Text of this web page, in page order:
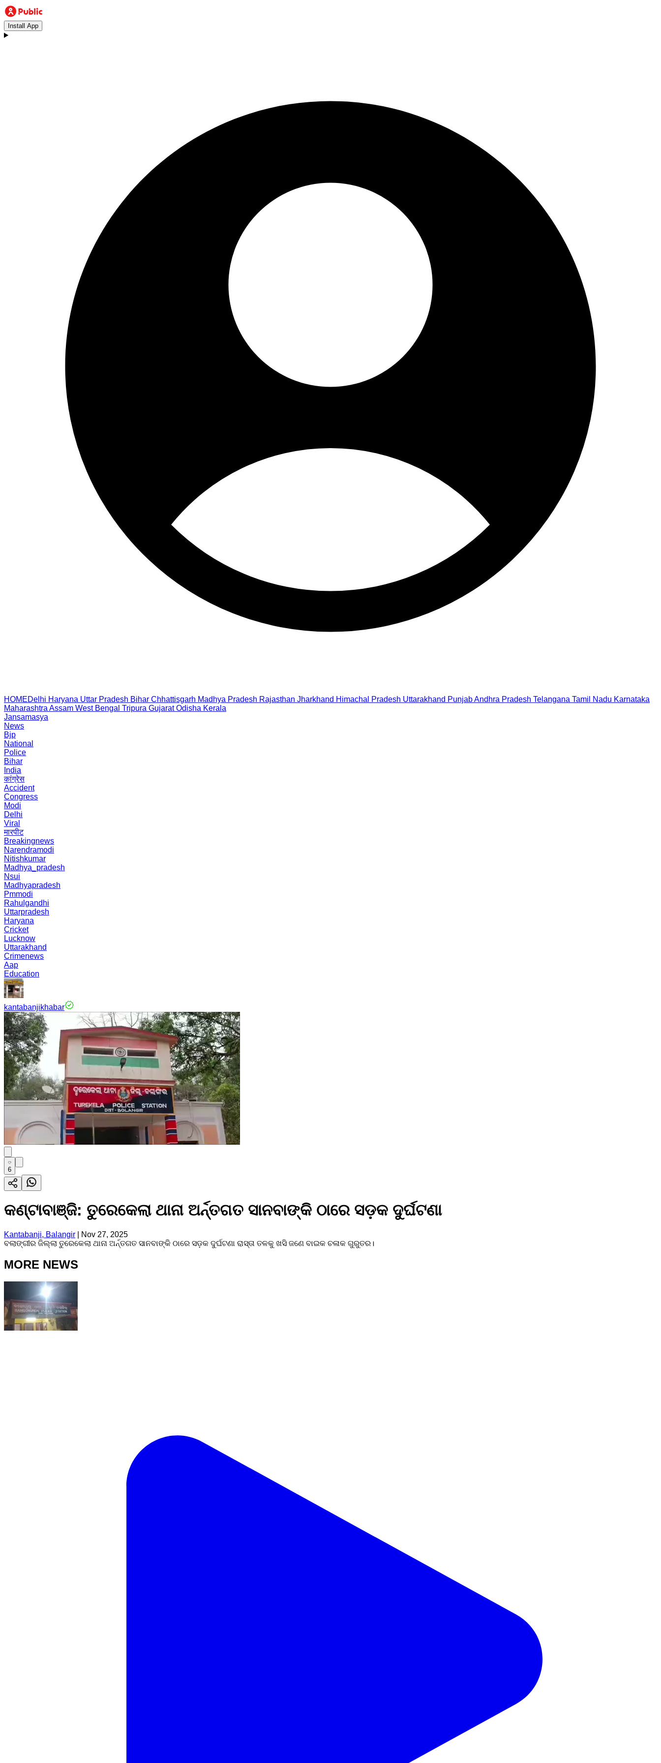
Install App
HOMEDelhi Haryana Uttar Pradesh Bihar Chhattisgarh Madhya Pradesh Rajasthan Jharkhand Himachal Pradesh Uttarakhand PunjabAndhra Pradesh Telangana Tamil Nadu Karnataka
Maharashtra Assam West Bengal Tripura Gujarat Odisha Kerala
Jansamasya
News
Bjp
National
Police
Bihar
India
कांग्रेस
Accident
Congress
Modi
Delhi
Viral
मारपीट
Breakingnews
Narendramodi
Nitishkumar
Madhya_pradesh
Nsui
Madhyapradesh
Pmmodi
Rahulgandhi
Uttarpradesh
Haryana
Cricket
Lucknow
Uttarakhand
Crimenews
Aap
Education
kantabanjikhabar
6
କଣ୍ଟାବାଞ୍ଜି: ତୁରେକେଲା ଥାନା ଅର୍ନ୍ତଗତ ସାନବାଙ୍କି ଠାରେ ସଡ଼କ ଦୁର୍ଘଟଣା
Kantabanji, Balangir
Nov 27, 2025
ବଲାଙ୍ଗୀର ଜିଲ୍ଲା ତୁରେକେଲା ଥାନା ଅର୍ନ୍ତଗତ ସାନବାଙ୍କି ଠାରେ ସଡ଼କ ଦୁର୍ଘଟଣା ରାସ୍ତା ତଳକୁ ଖସି ଜଣେ ବାଇକ ଚଳାକ ଗୁରୁତର।
MORE NEWS